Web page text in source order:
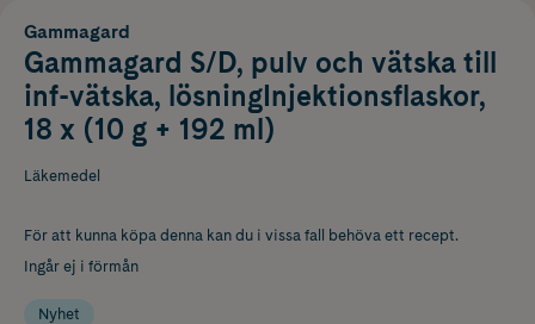
Gammagard
Gammagard S/D, pulv och vätska till
inf-vätska, lösningInjektionsflaskor,
18 x (10 g + 192 ml)
Läkemedel
För att kunna köpa denna kan du i vissa fall behöva ett recept.
Ingår ej i förmån
Nyhet